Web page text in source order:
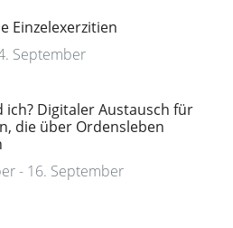
Einzelexerzitien
September
ich? Digitaler Austausch für
die über Ordensleben
- 16. September